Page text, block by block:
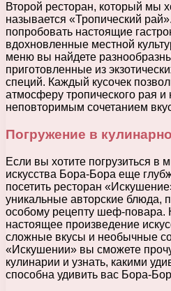
Второй ресторан, который мы
называется «Тропический
попробовать настоящие
вдохновленные местной
меню вы найдете
приготовленные из
специй. Каждый кусочек
атмосферу тропического рая и
неповторимым сочетанием
Погружение в
Если вы хотите погрузиться в
искусства Бора-Бора еще
посетить ресторан
уникальные авторские блюда,
особому рецепту шеф-
настоящее произведение
сложные вкусы и необычные
«Искушении» вы сможете
кулинарии и узнать, какими
способна удивить вас Бора-